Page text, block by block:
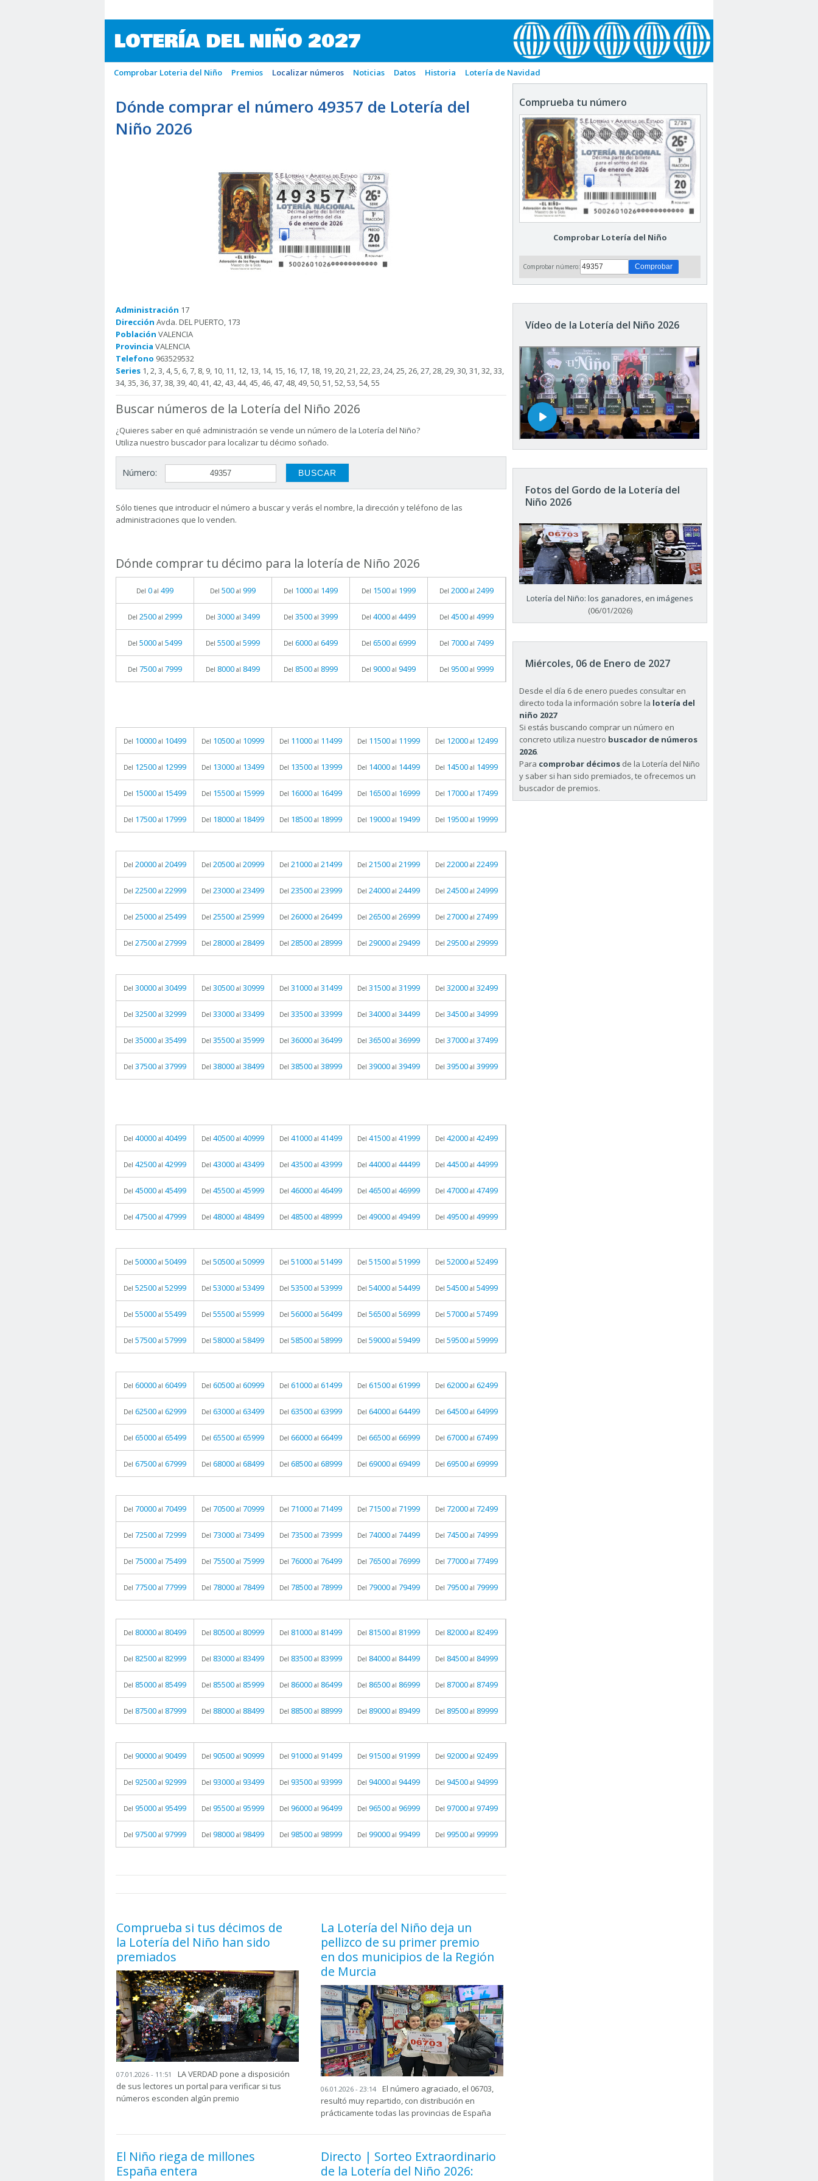
LOTERÍA DEL NIÑO 2027
Comprobar Loteria del Niño Premios Localizar números Noticias Datos Historia Lotería de Navidad
Dónde comprar el número 49357 de Lotería del
Niño 2026
49357
Administración 17
Dirección Avda. DEL PUERTO, 173
Población VALENCIA
Provincia VALENCIA
Telefono 963529532
Series 1, 2, 3, 4, 5, 6, 7, 8, 9, 10, 11, 12, 13, 14, 15, 16, 17, 18, 19, 20, 21, 22, 23, 24, 25, 26, 27, 28, 29, 30, 31, 32, 33,
34, 35, 36, 37, 38, 39, 40, 41, 42, 43, 44, 45, 46, 47, 48, 49, 50, 51, 52, 53, 54, 55
Buscar números de la Lotería del Niño 2026
¿Quieres saber en qué administración se vende un número de la Lotería del Niño?
Utiliza nuestro buscador para localizar tu décimo soñado.
Número:
Sólo tienes que introducir el número a buscar y verás el nombre, la dirección y teléfono de las
administraciones que lo venden.
Dónde comprar tu décimo para la lotería de Niño 2026
Del 0 al 499 Del 500 al 999 Del 1000 al 1499 Del 1500 al 1999 Del 2000 al 2499
Del 2500 al 2999 Del 3000 al 3499 Del 3500 al 3999 Del 4000 al 4499 Del 4500 al 4999
Del 5000 al 5499 Del 5500 al 5999 Del 6000 al 6499 Del 6500 al 6999 Del 7000 al 7499
Del 7500 al 7999 Del 8000 al 8499 Del 8500 al 8999 Del 9000 al 9499 Del 9500 al 9999
Del 10000 al 10499 Del 10500 al 10999 Del 11000 al 11499 Del 11500 al 11999 Del 12000 al 12499
Del 12500 al 12999 Del 13000 al 13499 Del 13500 al 13999 Del 14000 al 14499 Del 14500 al 14999
Del 15000 al 15499 Del 15500 al 15999 Del 16000 al 16499 Del 16500 al 16999 Del 17000 al 17499
Del 17500 al 17999 Del 18000 al 18499 Del 18500 al 18999 Del 19000 al 19499 Del 19500 al 19999
Del 20000 al 20499 Del 20500 al 20999 Del 21000 al 21499 Del 21500 al 21999 Del 22000 al 22499
Del 22500 al 22999 Del 23000 al 23499 Del 23500 al 23999 Del 24000 al 24499 Del 24500 al 24999
Del 25000 al 25499 Del 25500 al 25999 Del 26000 al 26499 Del 26500 al 26999 Del 27000 al 27499
Del 27500 al 27999 Del 28000 al 28499 Del 28500 al 28999 Del 29000 al 29499 Del 29500 al 29999
Del 30000 al 30499 Del 30500 al 30999 Del 31000 al 31499 Del 31500 al 31999 Del 32000 al 32499
Del 32500 al 32999 Del 33000 al 33499 Del 33500 al 33999 Del 34000 al 34499 Del 34500 al 34999
Del 35000 al 35499 Del 35500 al 35999 Del 36000 al 36499 Del 36500 al 36999 Del 37000 al 37499
Del 37500 al 37999 Del 38000 al 38499 Del 38500 al 38999 Del 39000 al 39499 Del 39500 al 39999
Del 40000 al 40499 Del 40500 al 40999 Del 41000 al 41499 Del 41500 al 41999 Del 42000 al 42499
Del 42500 al 42999 Del 43000 al 43499 Del 43500 al 43999 Del 44000 al 44499 Del 44500 al 44999
Del 45000 al 45499 Del 45500 al 45999 Del 46000 al 46499 Del 46500 al 46999 Del 47000 al 47499
Del 47500 al 47999 Del 48000 al 48499 Del 48500 al 48999 Del 49000 al 49499 Del 49500 al 49999
Del 50000 al 50499 Del 50500 al 50999 Del 51000 al 51499 Del 51500 al 51999 Del 52000 al 52499
Del 52500 al 52999 Del 53000 al 53499 Del 53500 al 53999 Del 54000 al 54499 Del 54500 al 54999
Del 55000 al 55499 Del 55500 al 55999 Del 56000 al 56499 Del 56500 al 56999 Del 57000 al 57499
Del 57500 al 57999 Del 58000 al 58499 Del 58500 al 58999 Del 59000 al 59499 Del 59500 al 59999
Del 60000 al 60499 Del 60500 al 60999 Del 61000 al 61499 Del 61500 al 61999 Del 62000 al 62499
Del 62500 al 62999 Del 63000 al 63499 Del 63500 al 63999 Del 64000 al 64499 Del 64500 al 64999
Del 65000 al 65499 Del 65500 al 65999 Del 66000 al 66499 Del 66500 al 66999 Del 67000 al 67499
Del 67500 al 67999 Del 68000 al 68499 Del 68500 al 68999 Del 69000 al 69499 Del 69500 al 69999
Del 70000 al 70499 Del 70500 al 70999 Del 71000 al 71499 Del 71500 al 71999 Del 72000 al 72499
Del 72500 al 72999 Del 73000 al 73499 Del 73500 al 73999 Del 74000 al 74499 Del 74500 al 74999
Del 75000 al 75499 Del 75500 al 75999 Del 76000 al 76499 Del 76500 al 76999 Del 77000 al 77499
Del 77500 al 77999 Del 78000 al 78499 Del 78500 al 78999 Del 79000 al 79499 Del 79500 al 79999
Del 80000 al 80499 Del 80500 al 80999 Del 81000 al 81499 Del 81500 al 81999 Del 82000 al 82499
Del 82500 al 82999 Del 83000 al 83499 Del 83500 al 83999 Del 84000 al 84499 Del 84500 al 84999
Del 85000 al 85499 Del 85500 al 85999 Del 86000 al 86499 Del 86500 al 86999 Del 87000 al 87499
Del 87500 al 87999 Del 88000 al 88499 Del 88500 al 88999 Del 89000 al 89499 Del 89500 al 89999
Del 90000 al 90499 Del 90500 al 90999 Del 91000 al 91499 Del 91500 al 91999 Del 92000 al 92499
Del 92500 al 92999 Del 93000 al 93499 Del 93500 al 93999 Del 94000 al 94499 Del 94500 al 94999
Del 95000 al 95499 Del 95500 al 95999 Del 96000 al 96499 Del 96500 al 96999 Del 97000 al 97499
Del 97500 al 97999 Del 98000 al 98499 Del 98500 al 98999 Del 99000 al 99499 Del 99500 al 99999
Comprueba si tus décimos de
la Lotería del Niño han sido
premiados
07.01.2026 - 11:51
LA VERDAD pone a disposición
de sus lectores un portal para verificar si tus
números esconden algún premio
La Lotería del Niño deja un
pellizco de su primer premio
en dos municipios de la Región
de Murcia
06.01.2026 - 23:14
El número agraciado, el 06703,
resultó muy repartido, con distribución en
prácticamente todas las provincias de España
El Niño riega de millones
España entera
Directo | Sorteo Extraordinario
de la Lotería del Niño 2026:
Comprueba tu número
Comprobar Lotería del Niño
Comprobar número:
Vídeo de la Lotería del Niño 2026
Fotos del Gordo de la Lotería del
Niño 2026
Lotería del Niño: los ganadores, en imágenes
(06/01/2026)
Miércoles, 06 de Enero de 2027
Desde el día 6 de enero puedes consultar en
directo toda la información sobre la lotería del
niño 2027
Si estás buscando comprar un número en
concreto utiliza nuestro buscador de números
2026.
Para comprobar décimos de la Lotería del Niño
y saber si han sido premiados, te ofrecemos un
buscador de premios.